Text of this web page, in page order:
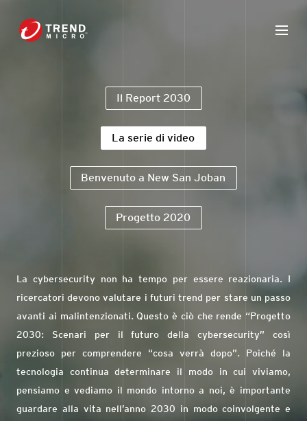
Il Report 2030
La serie di video
Benvenuto a New San Joban
Progetto 2020
La cybersecurity non ha tempo per essere reazionaria. I
ricercatori devono valutare i futuri trend per stare un passo
avanti ai malintenzionati. Questo è ciò che rende “Progetto
2030: Scenari per il futuro della cybersecurity” così
prezioso per comprendere “cosa verrà dopo”. Poiché la
tecnologia continua determinare il modo in cui viviamo,
pensiamo e vediamo il mondo intorno a noi, è importante
guardare alla vita nell’anno 2030 in modo coinvolgente e